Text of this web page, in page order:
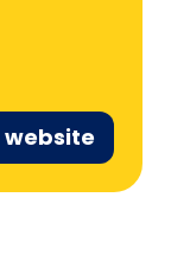
website